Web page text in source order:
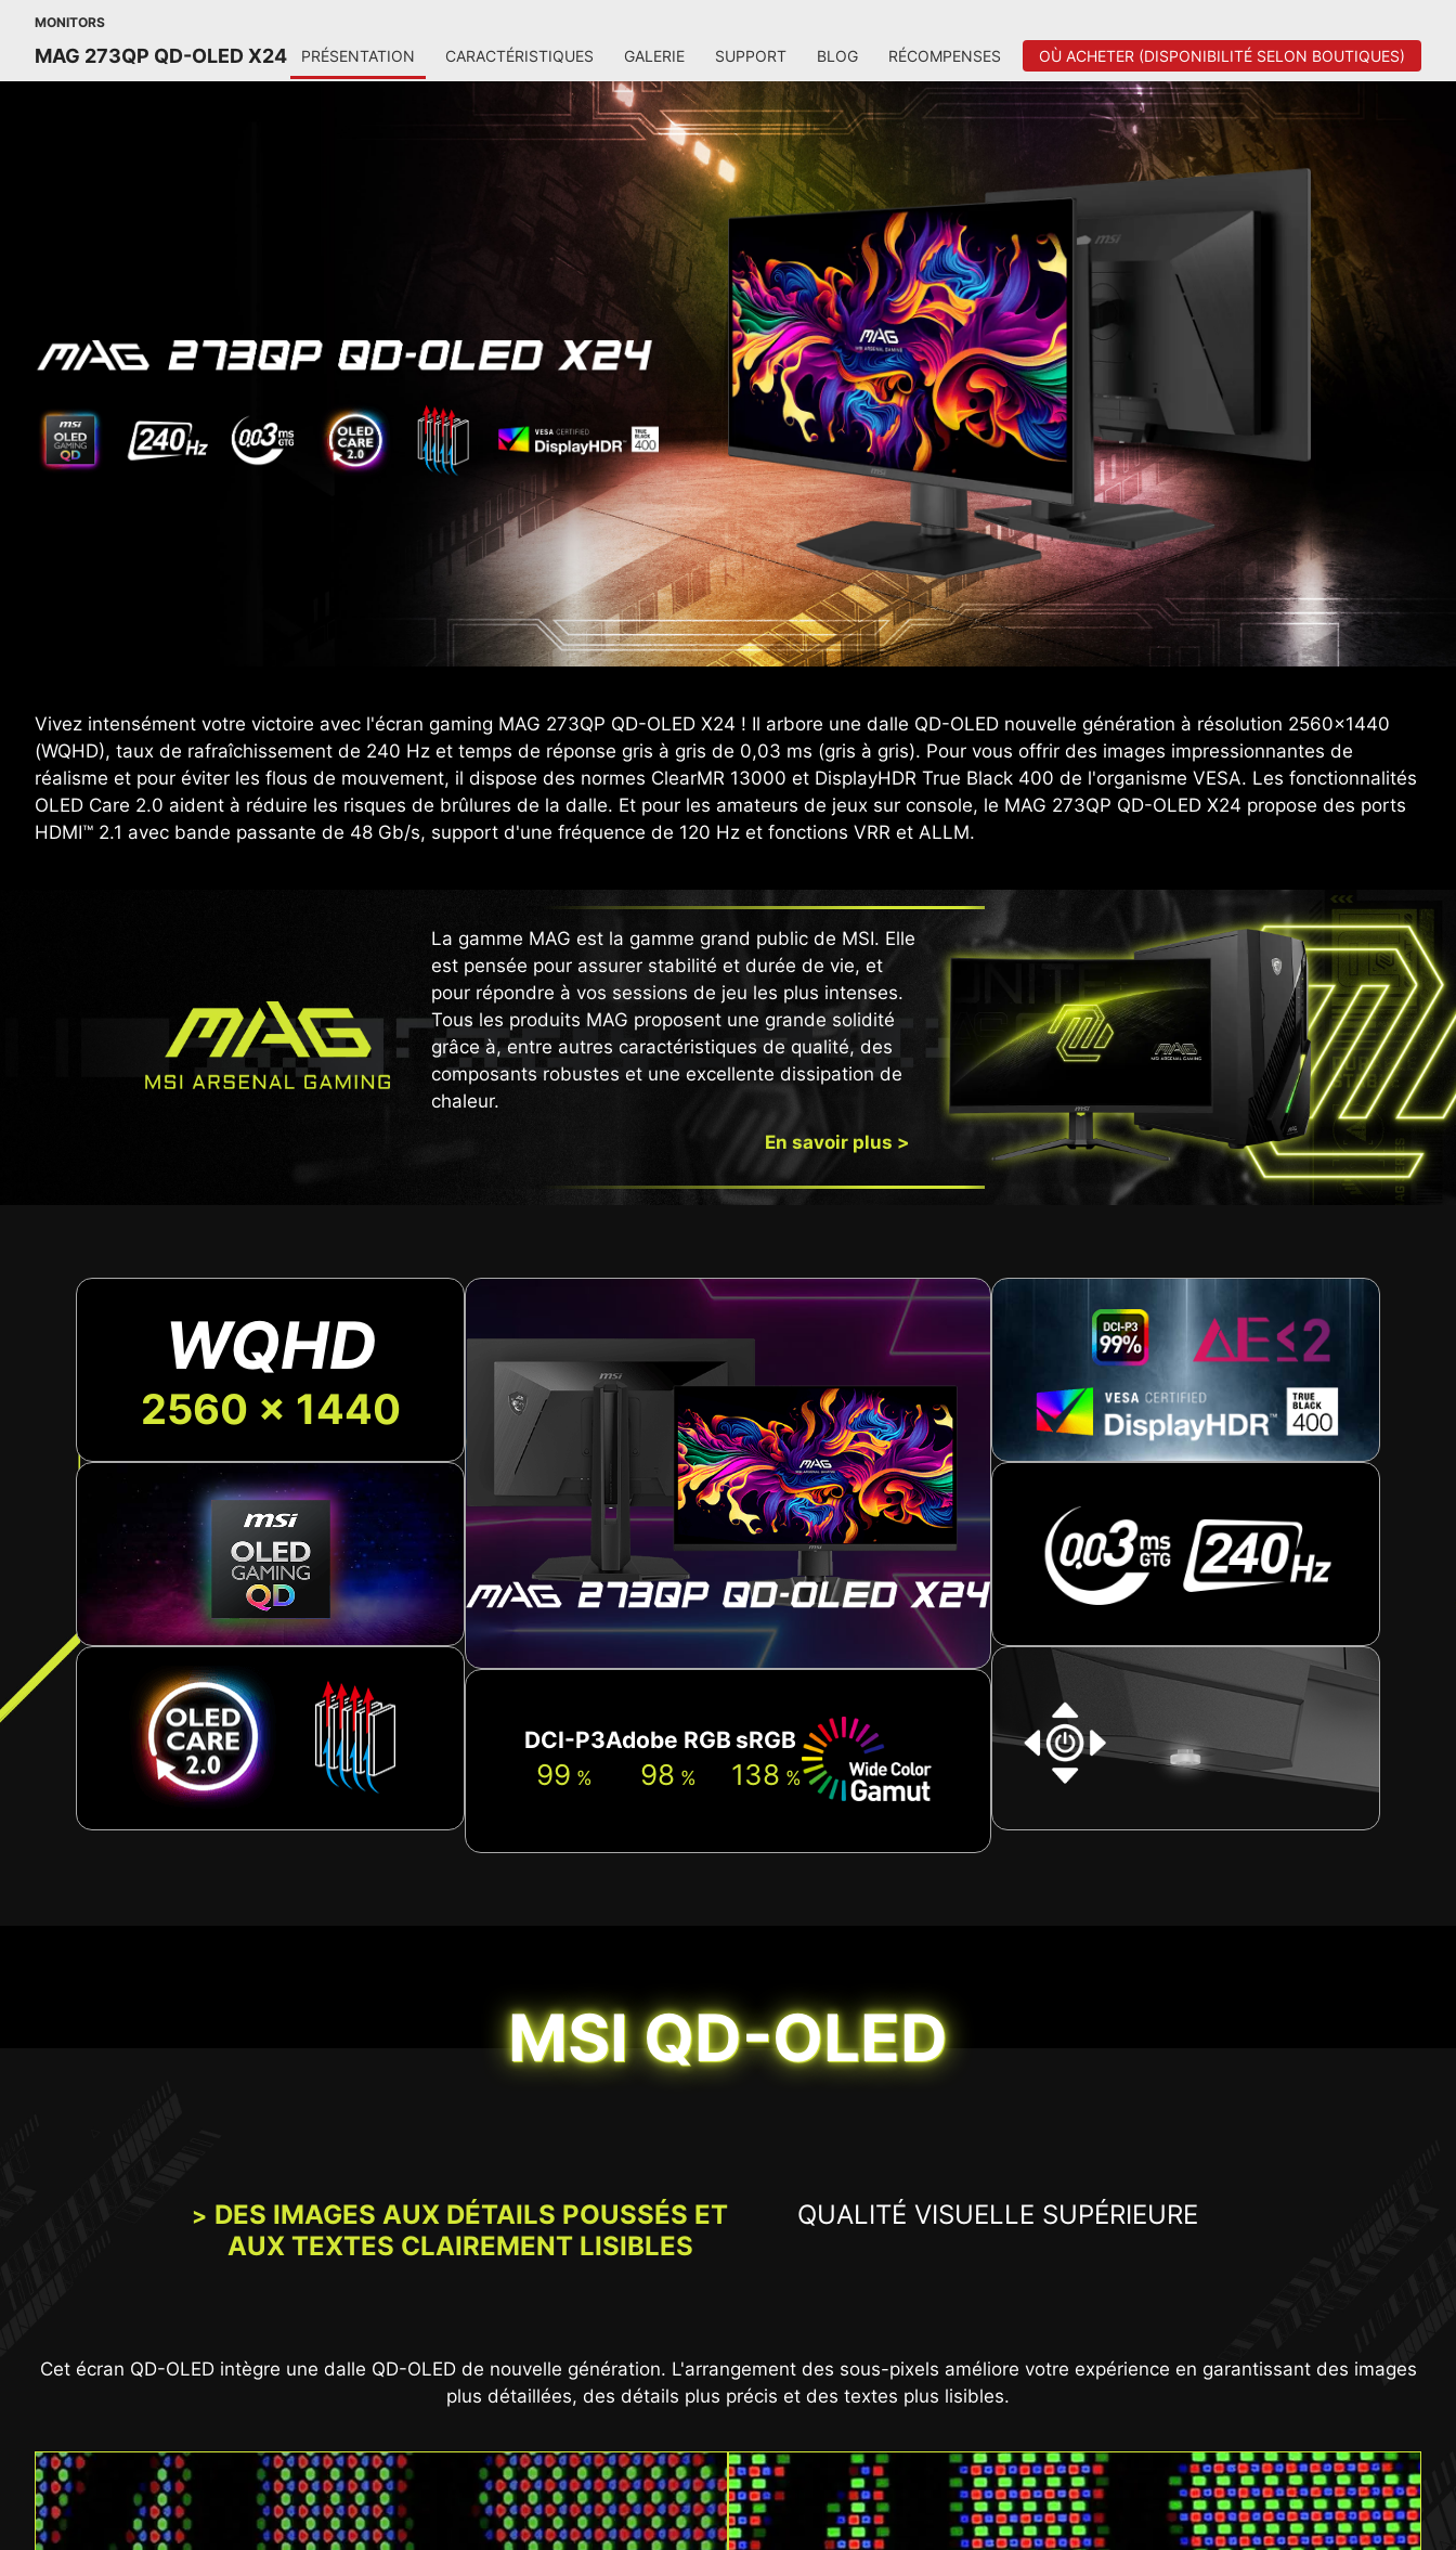
MONITORS
MAG 273QP QD-OLED X24 PRÉSENTATION CARACTÉRISTIQUES GALERIE SUPPORT BLOG RÉCOMPENSES OÙ ACHETER (DISPONIBILITÉ SELON BOUTIQUES)
Vivez intensément votre victoire avec l'écran gaming MAG 273QP QD-OLED X24 ! Il arbore une dalle QD-OLED nouvelle génération à résolution 2560x1440
(WQHD), taux de rafraîchissement de 240 Hz et temps de réponse gris à gris de 0,03 ms (gris à gris). Pour vous offrir des images impressionnantes de
réalisme et pour éviter les flous de mouvement, il dispose des normes ClearMR 13000 et DisplayHDR True Black 400 de l'organisme VESA. Les fonctionnalités
OLED Care 2.0 aident à réduire les risques de brûlures de la dalle. Et pour les amateurs de jeux sur console, le MAG 273QP QD-OLED X24 propose des ports
HDMI™ 2.1 avec bande passante de 48 Gb/s, support d'une fréquence de 120 Hz et fonctions VRR et ALLM.
La gamme MAG est la gamme grand public de MSI. Elle
est pensée pour assurer stabilité et durée de vie, et
pour répondre à vos sessions de jeu les plus intenses.
Tous les produits MAG proposent une grande solidité
grâce à, entre autres caractéristiques de qualité, des
composants robustes et une excellente dissipation de
chaleur.
En savoir plus >
WQHD
2560 x 1440
DCI-P3
99 %
Adobe RGB
98 %
sRGB
138 %
MSI QD-OLED
DES IMAGES AUX DÉTAILS POUSSÉS ET
AUX TEXTES CLAIREMENT LISIBLES
QUALITÉ VISUELLE SUPÉRIEURE
Cet écran QD-OLED intègre une dalle QD-OLED de nouvelle génération. L'arrangement des sous-pixels améliore votre expérience en garantissant des images
plus détaillées, des détails plus précis et des textes plus lisibles.
multimédia supérieure.
0,03 ms gris à
gris
Temps de réponse
1500000:1
Rapport de contraste